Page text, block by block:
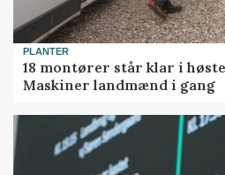
PLANTER
18 montører står klar i
Maskiner landmænd i gang